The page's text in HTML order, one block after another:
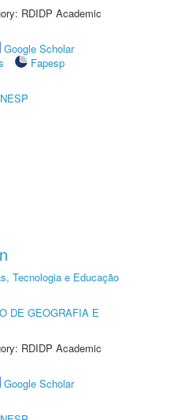
RDIDP Academic
Google Scholar
Fapesp
Tecnologia e Educação
DE GEOGRAFIA E
RDIDP Academic
Google Scholar